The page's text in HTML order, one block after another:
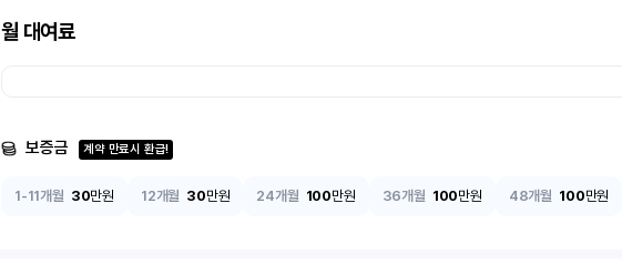
월 대여료
보증금 계약 만료시 환급!
1-11개월 30만원 12개월 30만원 24개월 100만원 36개월 100만원 48개월 100만원